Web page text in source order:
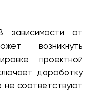
зависимости от
возникнуть
проектной
доработку
не соответствуют